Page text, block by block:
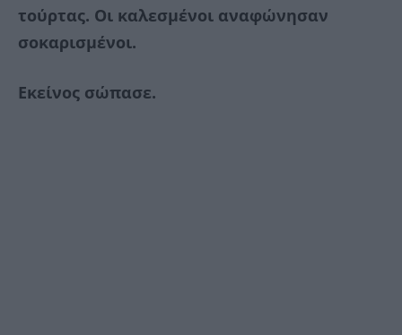
τούρτας. Οι καλεσμένοι αναφώνησαν
σοκαρισμένοι.
Εκείνος σώπασε.